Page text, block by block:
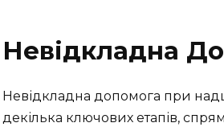
Невідкладна
Невідкладна допомога при
декілька ключових етапів,